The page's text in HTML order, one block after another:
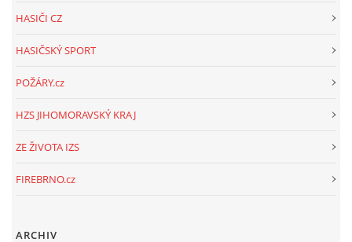
HASIČI CZ
HASIČSKÝ SPORT
POŽÁRY.cz
HZS JIHOMORAVSKÝ KRAJ
ZE ŽIVOTA IZS
FIREBRNO.cz
ARCHIV